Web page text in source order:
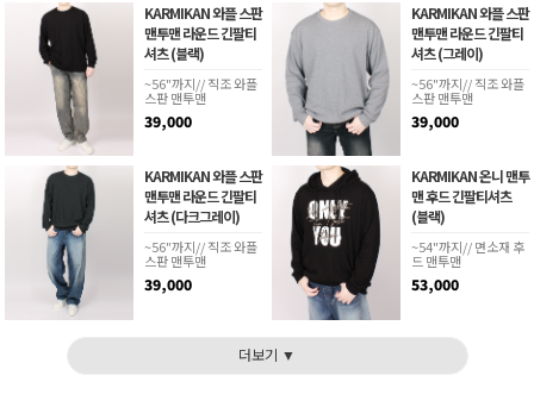
KARMIKAN 와플 스판
맨투맨 라운드 긴팔티
셔츠 (블랙)
~56"까지// 직조 와플
스판 맨투맨
39,000
KARMIKAN 와플 스판
맨투맨 라운드 긴팔티
셔츠 (그레이)
~56"까지// 직조 와플
스판 맨투맨
39,000
KARMIKAN 와플 스판
맨투맨 라운드 긴팔티
셔츠 (다크그레이)
~56"까지// 직조 와플
스판 맨투맨
39,000
KARMIKAN 온니 맨투
맨 후드 긴팔티셔츠
(블랙)
~54"까지// 면소재 후
드 맨투맨
53,000
더보기 ▼